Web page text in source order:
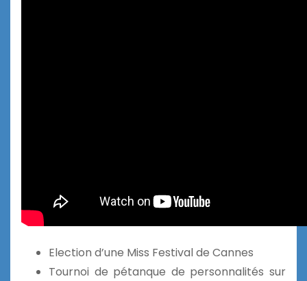
Election d’une Miss Festival de Cannes
Tournoi de pétanque de personnalités sur